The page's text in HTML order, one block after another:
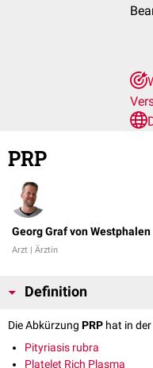
PRP
Georg Graf von Westphalen
Arzt | Ärztin
Definition
Die Abkürzung PRP hat in
Pityriasis rubra
Platelet Rich Plasma